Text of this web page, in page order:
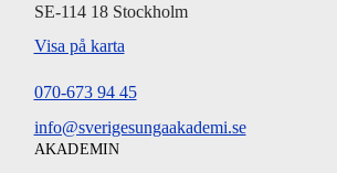
SE-114 18 Stockholm
Visa på karta
070-673 94 45
info@sverigesungaakademi.se
AKADEMIN